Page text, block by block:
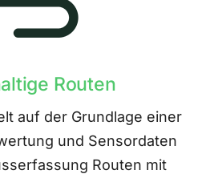
Routen
auf der Grundlage einer
und Sensordaten
Routen mit